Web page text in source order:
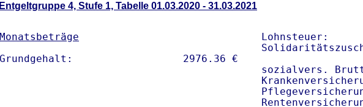
Entgeltgruppe 4, Stufe 1, Tabelle 01.03.2020 - 31.03.2021
Monatsbeträge
Lohnsteuer:
sozialvers.